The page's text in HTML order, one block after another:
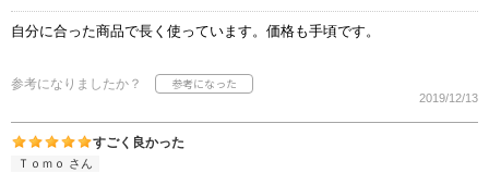
自分に合った商品で長く使っています。価格も手頃です。
参考になりましたか？
2019/12/13
すごく良かった
Ｔｏｍｏ さん